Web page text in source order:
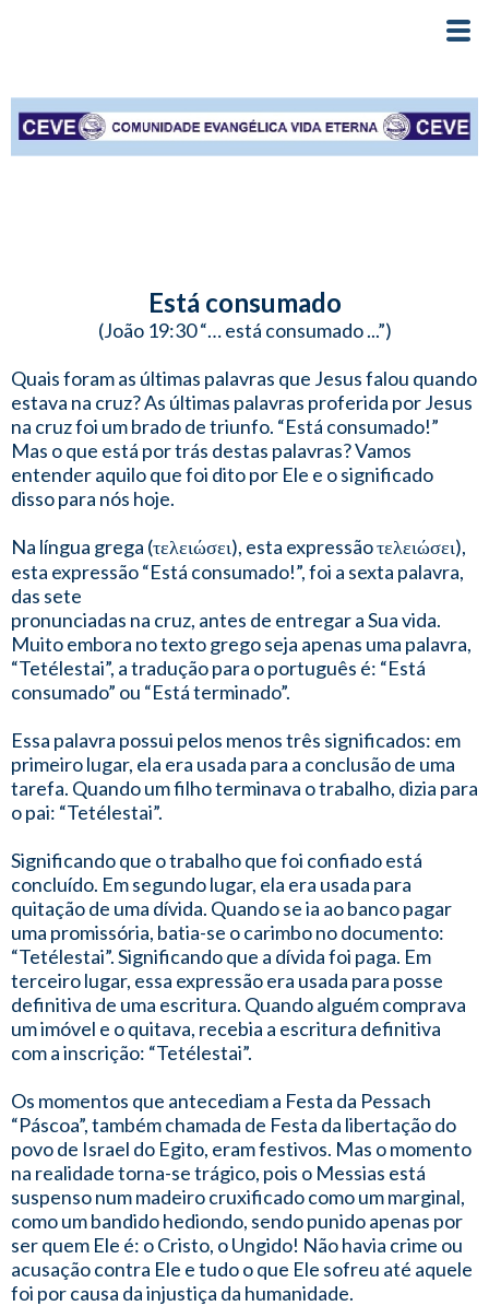
Está consumado
(João 19:30 “… está consumado ...”)
Quais foram as últimas palavras que Jesus falou quando
estava na cruz? As últimas palavras proferida por Jesus
na cruz foi um brado de triunfo. “Está consumado!”
Mas o que está por trás destas palavras? Vamos
entender aquilo que foi dito por Ele e o significado
disso para nós hoje.
Na língua grega (τελειώσει), esta expressão τελειώσει),
esta expressão “Está consumado!”, foi a sexta palavra,
das sete
pronunciadas na cruz, antes de entregar a Sua vida.
Muito embora no texto grego seja apenas uma palavra,
“Tetélestai”, a tradução para o português é: “Está
consumado” ou “Está terminado”.
Essa palavra possui pelos menos três significados: em
primeiro lugar, ela era usada para a conclusão de uma
tarefa. Quando um filho terminava o trabalho, dizia para
o pai: “Tetélestai”.
Significando que o trabalho que foi confiado está
concluído. Em segundo lugar, ela era usada para
quitação de uma dívida. Quando se ia ao banco pagar
uma promissória, batia-se o carimbo no documento:
“Tetélestai”. Significando que a dívida foi paga. Em
terceiro lugar, essa expressão era usada para posse
definitiva de uma escritura. Quando alguém comprava
um imóvel e o quitava, recebia a escritura definitiva
com a inscrição: “Tetélestai”.
Os momentos que antecediam a Festa da Pessach
“Páscoa”, também chamada de Festa da libertação do
povo de Israel do Egito, eram festivos. Mas o momento
na realidade torna-se trágico, pois o Messias está
suspenso num madeiro cruxificado como um marginal,
como um bandido hediondo, sendo punido apenas por
ser quem Ele é: o Cristo, o Ungido! Não havia crime ou
acusação contra Ele e tudo o que Ele sofreu até aquele
foi por causa da injustiça da humanidade.